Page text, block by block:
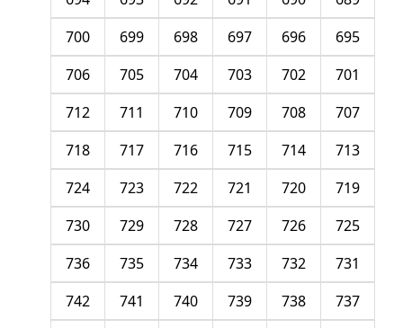
695
696
697
698
699
700
701
702
703
704
705
706
707
708
709
710
711
712
713
714
715
716
717
718
719
720
721
722
723
724
725
726
727
728
729
730
731
732
733
734
735
736
737
738
739
740
741
742